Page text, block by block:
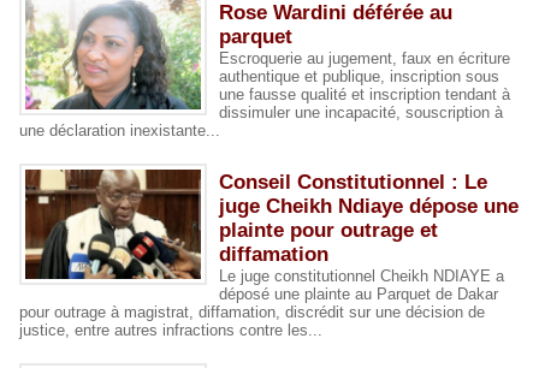
Rose Wardini déférée au
parquet
Escroquerie au jugement, faux en écriture
authentique et publique, inscription sous
une fausse qualité et inscription tendant à
dissimuler une incapacité, souscription à
une déclaration inexistante...
Conseil Constitutionnel : Le
juge Cheikh Ndiaye dépose une
plainte pour outrage et
diffamation
Le juge constitutionnel Cheikh NDIAYE a
déposé une plainte au Parquet de Dakar
pour outrage à magistrat, diffamation, discrédit sur une décision de
justice, entre autres infractions contre les...